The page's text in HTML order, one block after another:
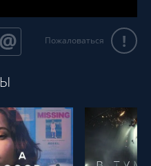
Пожаловаться !